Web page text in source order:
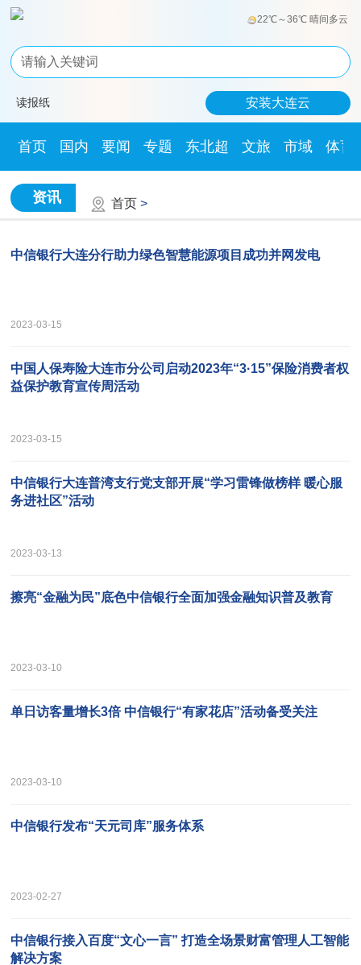
22℃～36℃ 晴间多云
读报纸 安装大连云
首页 国内 要闻 专题 东北超 文旅 市域 体育
资讯 首页 >
中信银行大连分行助力绿色智慧能源项目成功并网发电
2023-03-15
中国人保寿险大连市分公司启动2023年“3·15”保险消费者权
益保护教育宣传周活动
2023-03-15
中信银行大连普湾支行党支部开展“学习雷锋做榜样 暖心服
务进社区”活动
2023-03-13
擦亮“金融为民”底色中信银行全面加强金融知识普及教育
2023-03-10
单日访客量增长3倍 中信银行“有家花店”活动备受关注
2023-03-10
中信银行发布“天元司库”服务体系
2023-02-27
中信银行接入百度“文心一言” 打造全场景财富管理人工智能
解决方案